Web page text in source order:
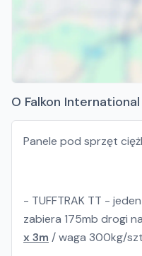
O Falkon
Panele pod sprzęt
- TUFFTRAK TT -
zabiera 175mb drogi
x 3m / waga 300kg/